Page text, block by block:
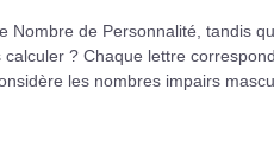
Nombre de Personnalité, tandis
? Chaque lettre
les nombres impairs